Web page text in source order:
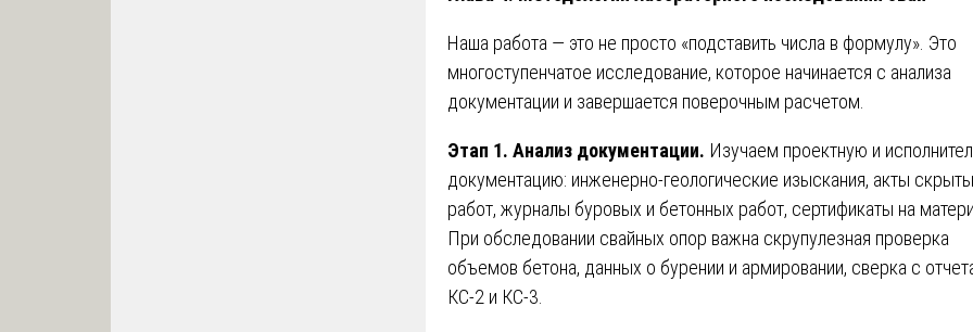
Наша работа — это не просто «подставить числа в формулу». Это
многоступенчатое исследование, которое начинается с анализа
документации и завершается поверочным расчетом.
Этап 1. Анализ документации. Изучаем проектную и
документацию: инженерно-геологические изыскания, акты
работ, журналы буровых и бетонных работ, сертификаты на
При обследовании свайных опор важна скрупулезная проверка
объемов бетона, данных о бурении и армировании, сверка с
КС-2 и КС-3.